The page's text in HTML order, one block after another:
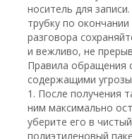
носитель для
трубку по
разговора
и вежливо, не
Правила обращения
содержащими
1. После получения
ним максимально
уберите его в
полиэтиленовый